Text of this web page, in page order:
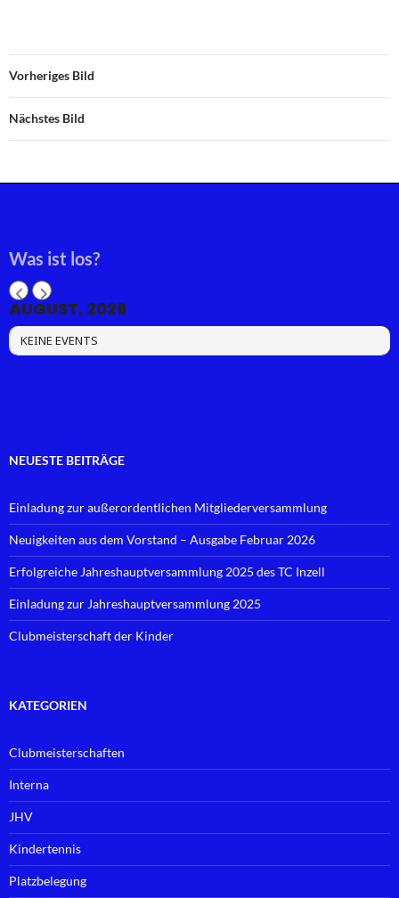
Vorheriges Bild
Nächstes Bild
Was ist los?
AUGUST, 2026
KEINE EVENTS
NEUESTE BEITRÄGE
Einladung zur außerordentlichen Mitgliederversammlung
Neuigkeiten aus dem Vorstand – Ausgabe Februar 2026
Erfolgreiche Jahreshauptversammlung 2025 des TC Inzell
Einladung zur Jahreshauptversammlung 2025
Clubmeisterschaft der Kinder
KATEGORIEN
Clubmeisterschaften
Interna
JHV
Kindertennis
Platzbelegung